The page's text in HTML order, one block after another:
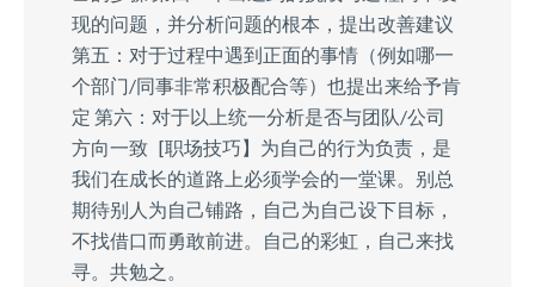
现的问题，并分析问题的根本，提出改善建议
第五：对于过程中遇到正面的事情（例如哪一
个部门/同事非常积极配合等）也提出来给予肯
定 第六：对于以上统一分析是否与团队/公司
方向一致 [职场技巧】为自己的行为负责，是
我们在成长的道路上必须学会的一堂课。别总
期待别人为自己铺路，自己为自己设下目标，
不找借口而勇敢前进。自己的彩虹，自己来找
寻。共勉之。